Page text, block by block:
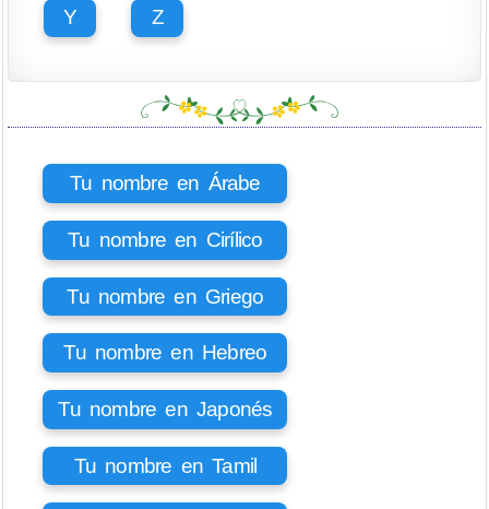
Y Z
Tu nombre en Árabe
Tu nombre en Cirílico
Tu nombre en Griego
Tu nombre en Hebreo
Tu nombre en Japonés
Tu nombre en Tamil